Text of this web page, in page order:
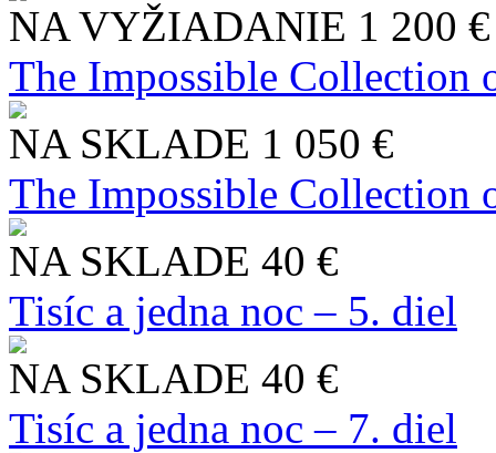
NA VYŽIADANIE 1 200 €
The Impossible Collection
NA SKLADE 1 050 €
The Impossible Collection
NA SKLADE 40 €
Tisíc a jedna noc – 5. diel
NA SKLADE 40 €
Tisíc a jedna noc – 7. diel